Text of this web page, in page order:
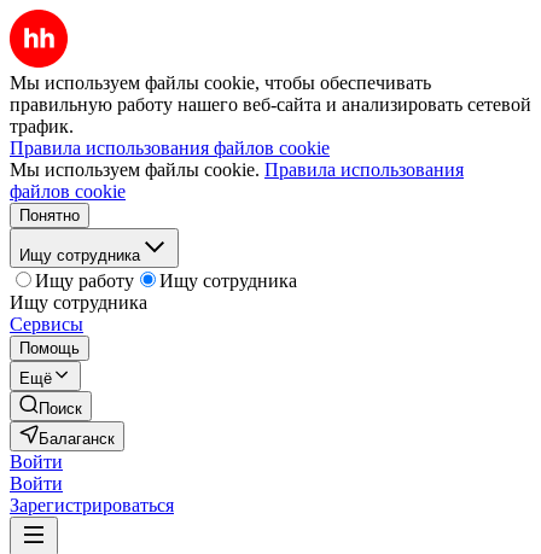
Мы используем файлы cookie, чтобы обеспечивать
правильную работу нашего веб-сайта и анализировать сетевой
трафик.
Правила использования файлов cookie
Мы используем файлы cookie. Правила использования
файлов cookie
Понятно
Ищу сотрудника
Ищу работу
Ищу сотрудника
Ищу сотрудника
Сервисы
Помощь
Ещё
Поиск
Балаганск
Войти
Войти
Зарегистрироваться